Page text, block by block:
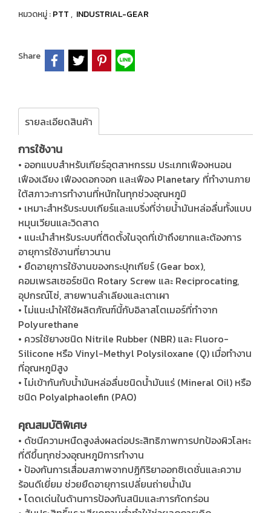
หมวดหมู่ :PTT, INDUSTRIAL-GEAR
Share
รายละเอียดสินค้า
การใช้งาน
• ออกแบบสำหรับเกียร์อุตสาหกรรม ประเภทเฟืองหนอน
เฟืองเฉียง เฟืองดอกจอก และเฟือง Planetary ที่ทำงานภาย
ใต้สภาวะการทำงานที่หนักในทุกช่วงอุณหภูมิ
• เหมาะสำหรับระบบเกียร์และแบริ่งที่จ่ายน้ำมันหล่อลื่นทั้งแบบ
หมุนเวียนและวิดสาด
• แนะนำสำหรับระบบที่ติดตั้งในจุดที่เข้าถึงยากและต้องการ
อายุการใช้งานที่ยาวนาน
• ยืดอายุการใช้งานของกระปุกเกียร์ (Gear box),
คอมเพรสเซอร์ชนิด Rotary Screw และ Reciprocating,
อุปกรณ์โซ่, สายพานลำเลียงและเตาเผา
• ไม่แนะนำให้ใช้ผลิตภัณฑ์นี้กับอิลาสโตเมอร์ที่ทำจาก
Polyurethane
• ควรใช้ยางชนิด Nitrile Rubber (NBR) และ Fluoro-
Silicone หรือ Vinyl-Methyl Polysiloxane (Q) เมื่อทำงาน
ที่อุณหภูมิสูง
• ไม่เข้ากันกับน้ำมันหล่อลื่นชนิดน้ำมันแร่ (Mineral Oil) หรือ
ชนิด Polyalphaolefin (PAO)
คุณสมบัติพิเศษ
• ดัชนีความหนืดสูงส่งผลต่อประสิทธิภาพการปกป้องผิวโลหะ
ที่ดีขึ้นทุกช่วงอุณหภูมิการทำงาน
• ป้องกันการเสื่อมสภาพจากปฏิกิริยาออกซิเดชั่นและความ
ร้อนดีเยี่ยม ช่วยยืดอายุการเปลี่ยนถ่ายน้ำมัน
• โดดเด่นในด้านการป้องกันสนิมและการกัดกร่อน